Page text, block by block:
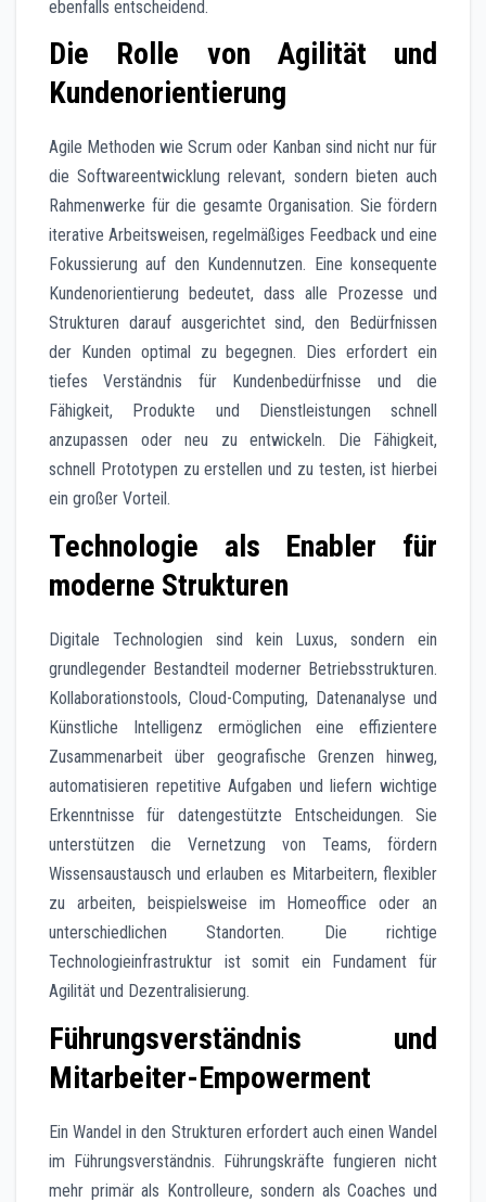
ebenfalls entscheidend.
Die Rolle von Agilität und
Kundenorientierung
Agile Methoden wie Scrum oder Kanban sind nicht nur für
die Softwareentwicklung relevant, sondern bieten auch
Rahmenwerke für die gesamte Organisation. Sie fördern
iterative Arbeitsweisen, regelmäßiges Feedback und eine
Fokussierung auf den Kundennutzen. Eine konsequente
Kundenorientierung bedeutet, dass alle Prozesse und
Strukturen darauf ausgerichtet sind, den Bedürfnissen
der Kunden optimal zu begegnen. Dies erfordert ein
tiefes Verständnis für Kundenbedürfnisse und die
Fähigkeit, Produkte und Dienstleistungen schnell
anzupassen oder neu zu entwickeln. Die Fähigkeit,
schnell Prototypen zu erstellen und zu testen, ist hierbei
ein großer Vorteil.
Technologie als Enabler für
moderne Strukturen
Digitale Technologien sind kein Luxus, sondern ein
grundlegender Bestandteil moderner Betriebsstrukturen.
Kollaborationstools, Cloud-Computing, Datenanalyse und
Künstliche Intelligenz ermöglichen eine effizientere
Zusammenarbeit über geografische Grenzen hinweg,
automatisieren repetitive Aufgaben und liefern wichtige
Erkenntnisse für datengestützte Entscheidungen. Sie
unterstützen die Vernetzung von Teams, fördern
Wissensaustausch und erlauben es Mitarbeitern, flexibler
zu arbeiten, beispielsweise im Homeoffice oder an
unterschiedlichen Standorten. Die richtige
Technologieinfrastruktur ist somit ein Fundament für
Agilität und Dezentralisierung.
Führungsverständnis und
Mitarbeiter-Empowerment
Ein Wandel in den Strukturen erfordert auch einen Wandel
im Führungsverständnis. Führungskräfte fungieren nicht
mehr primär als Kontrolleure, sondern als Coaches und